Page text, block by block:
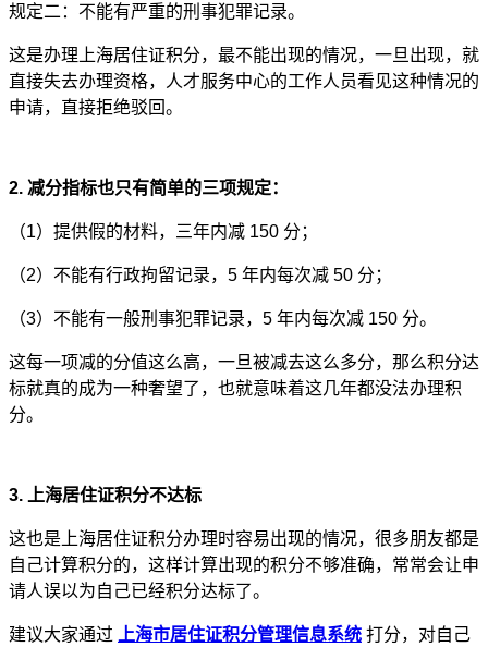
规定二：不能有严重的刑事犯罪记录。
这是办理上海居住证积分，最不能出现的情况，一旦出现，就
直接失去办理资格，人才服务中心的工作人员看见这种情况的
申请，直接拒绝驳回。
2. 减分指标也只有简单的三项规定：
（1）提供假的材料，三年内减 150 分；
（2）不能有行政拘留记录，5 年内每次减 50 分；
（3）不能有一般刑事犯罪记录，5 年内每次减 150 分。
这每一项减的分值这么高，一旦被减去这么多分，那么积分达
标就真的成为一种奢望了，也就意味着这几年都没法办理积
分。
3. 上海居住证积分不达标
这也是上海居住证积分办理时容易出现的情况，很多朋友都是
自己计算积分的，这样计算出现的积分不够准确，常常会让申
请人误以为自己已经积分达标了。
建议大家通过 上海市居住证积分管理信息系统 打分，对自己